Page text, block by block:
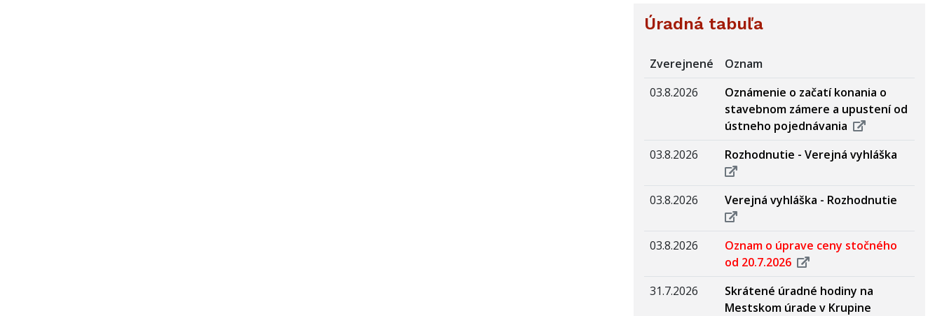
Úradná tabuľa
Zverejnené
Oznam
03.8.2026
Oznámenie o začatí konania o
stavebnom zámere a upustení od
ústneho pojednávania
03.8.2026
Rozhodnutie - Verejná vyhláška
03.8.2026 Verejná vyhláška - Rozhodnutie
03.8.2026
Oznam o úprave ceny stočného
od 20.7.2026
31.7.2026
Skrátené úradné hodiny na
Mestskom úrade v Krupine